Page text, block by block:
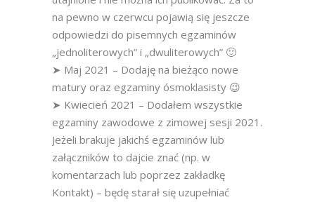
na pewno w czerwcu pojawią się jeszcze
odpowiedzi do pisemnych egzaminów
„jednoliterowych” i „dwuliterowych” 🙂
➤ Maj 2021 – Dodaję na bieżąco nowe
matury oraz egzaminy ósmoklasisty 😉
➤ Kwiecień 2021 – Dodałem wszystkie
egzaminy zawodowe z zimowej sesji 2021.
Jeżeli brakuje jakichś egzaminów lub
załączników to dajcie znać (np. w
komentarzach lub poprzez zakładkę
Kontakt) – będę starał się uzupełniać